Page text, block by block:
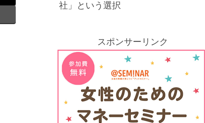
社」という選択
スポンサーリンク